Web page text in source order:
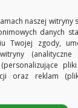
naszej witryny
danych
Twojej zgody,
(analityczne
oraz reklam